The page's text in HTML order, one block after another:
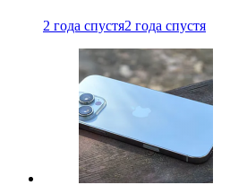
2 года спустя2 года спустя